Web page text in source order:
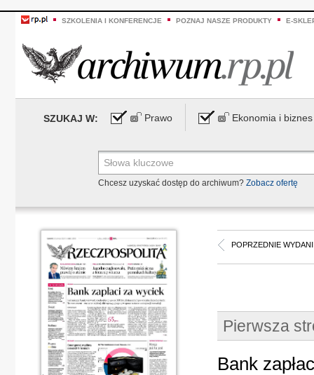
SZKOLENIA I KONFERENCJE POZNAJ NASZE PRODUKTY E-
SZUKAJ W: Prawo Ekonomia i biznes
Chcesz uzyskać dostęp do archiwum? Zobacz ofertę
POPRZEDNIE
Pierwsza
Bank